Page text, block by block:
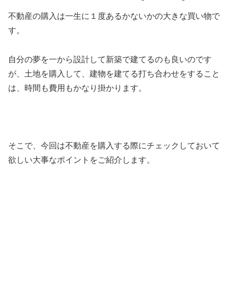
不動産の購入は一生に１度あるかないかの大きな買い物で
す。
自分の夢を一から設計して新築で建てるのも良いのです
が、土地を購入して、建物を建てる打ち合わせをすること
は、時間も費用もかなり掛かります。
そこで、今回は不動産を購入する際にチェックしておいて
欲しい大事なポイントをご紹介します。